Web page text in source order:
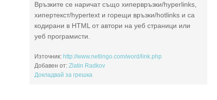
Връзките се наричат също хипервръзки/hyperlinks,
хипертекст/hypertext и горещи връзки/hotlinks и са
кодирани в HTML от автори на уеб страници или
уеб програмисти.
Източник: http://www.netlingo.com/word/link.php
Добавен от: Zlatin Radkov
Докладвай за грешка